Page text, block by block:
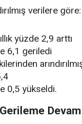
verilere göre:
yüzde 2,9 arttı
6,1 geriledi
0,5 yükseldi.